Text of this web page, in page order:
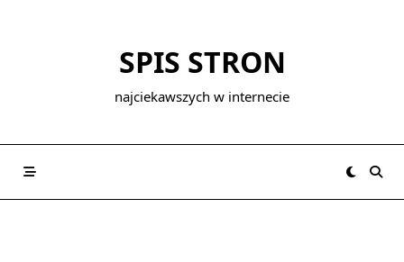
SPIS STRON
najciekawszych w internecie